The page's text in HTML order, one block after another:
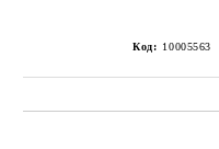
Код: 10005563